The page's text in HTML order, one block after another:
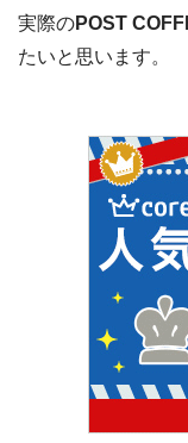
実際のPOST
たいと思います。